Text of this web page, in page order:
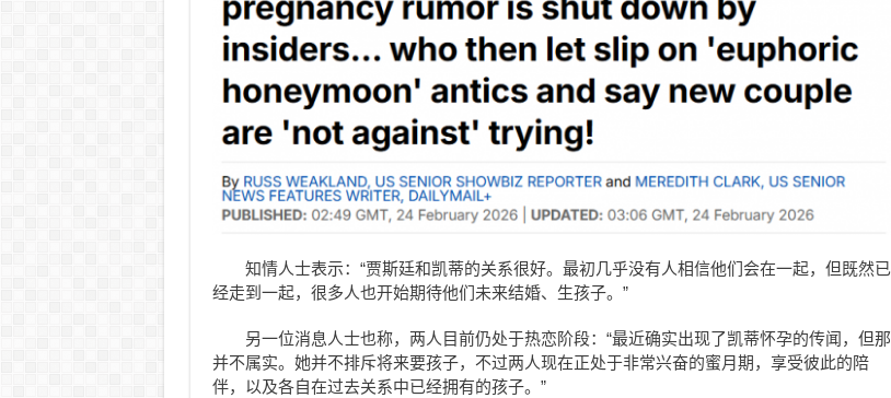
知情人士表示：“贾斯廷和凯蒂的关系很好。最初几乎没有人相信他们会在一起，但既然已
经走到一起，很多人也开始期待他们未来结婚、生孩子。”
另一位消息人士也称，两人目前仍处于热恋阶段：“最近确实出现了凯蒂怀孕的传闻，但那
并不属实。她并不排斥将来要孩子，不过两人现在正处于非常兴奋的蜜月期，享受彼此的陪
伴，以及各自在过去关系中已经拥有的孩子。”